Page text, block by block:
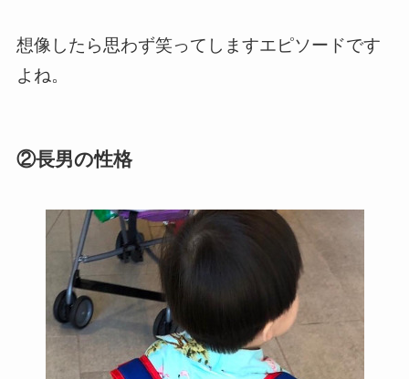
想像したら思わず笑ってしますエピソードです
よね。
②長男の性格